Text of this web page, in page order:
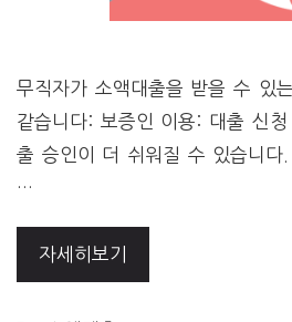
무직자가 소액대출을 받을 수 있
같습니다: 보증인 이용: 대출 신
출 승인이 더 쉬워질 수 있습니다
…
자세히보기